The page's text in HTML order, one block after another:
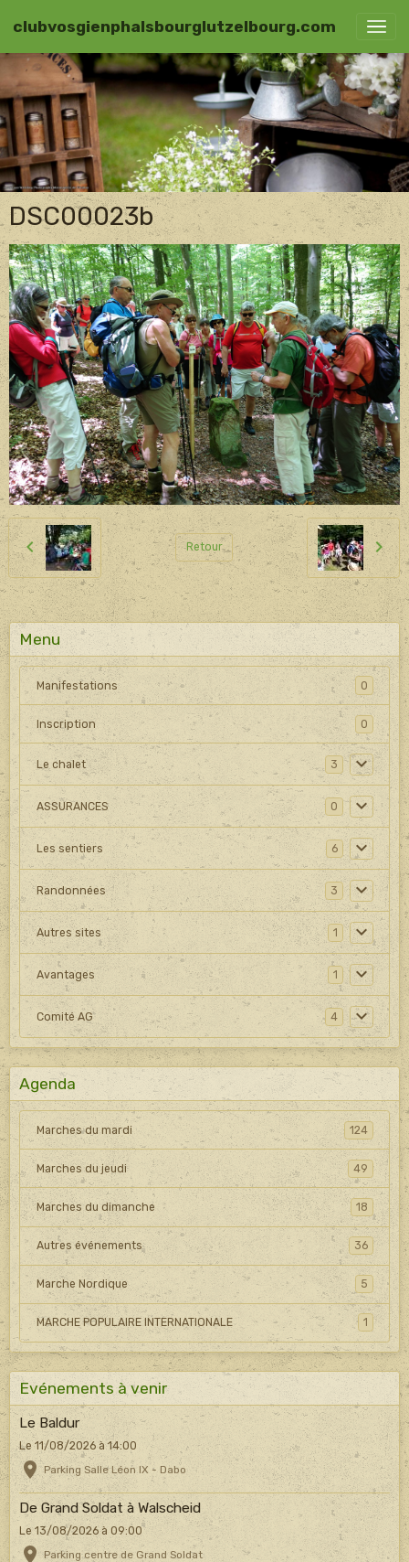
clubvosgienphalsbourglutzelbourg.com
DSC00023b
Retour
Menu
Manifestations 0
Inscription 0
Le chalet 3
ASSURANCES 0
Les sentiers 6
Randonnées 3
Autres sites 1
Avantages 1
Comité AG 4
Agenda
Marches du mardi 124
Marches du jeudi 49
Marches du dimanche 18
Autres événements 36
Marche Nordique 5
MARCHE POPULAIRE INTERNATIONALE 1
Evénements à venir
Le Baldur
Le 11/08/2026 à 14:00
Parking Salle Léon IX - Dabo
De Grand Soldat à Walscheid
Le 13/08/2026 à 09:00
Parking centre de Grand Soldat